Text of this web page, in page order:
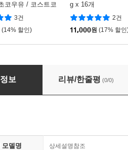
코우유 / 코스트코
3건
(14% 할인)
g x 16개
2건
11,000원 (17% 할인
+ 리필심 세트 2.6mm /(4개)/노크
보 리뷰/한줄평 (0/0)
모델명 상세설명참조